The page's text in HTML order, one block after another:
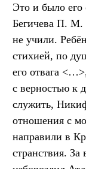
Это и было его
Бегичева П.
не учили.
стихией, по
его отвага
с верностью к
служить,
отношения с
направили в
странствия.